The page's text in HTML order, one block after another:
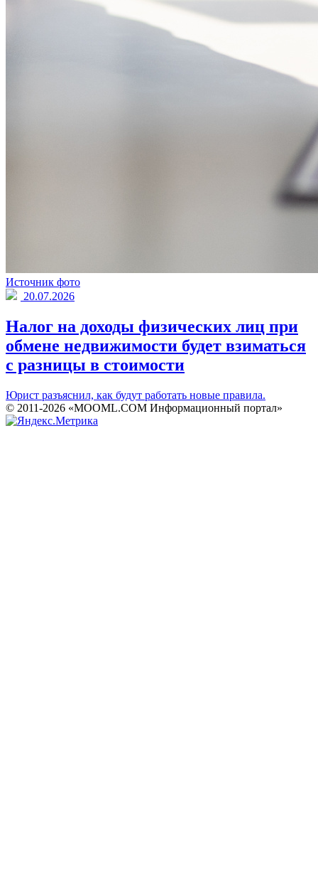
Источник фото
20.07.2026
Налог на доходы физических лиц при
обмене недвижимости будет взиматься
с разницы в стоимости
Юрист разъяснил, как будут работать новые правила.
© 2011-2026 «MOOML.COM Информационный портал»